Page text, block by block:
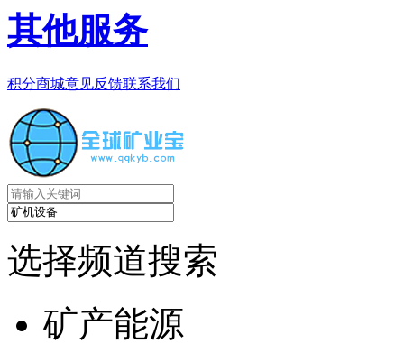
其他服务
积分商城意见反馈联系我们
选择频道搜索
矿产能源